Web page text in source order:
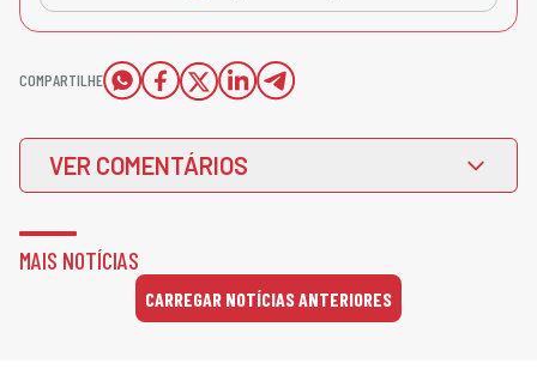
COMPARTILHE
VER COMENTÁRIOS
MAIS NOTÍCIAS
CARREGAR NOTÍCIAS ANTERIORES